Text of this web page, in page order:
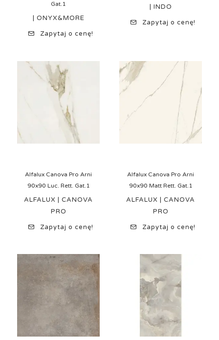
Gat.1
| ONYX&MORE
Zapytaj o cenę!
| INDO
Zapytaj o cenę!
Alfalux Canova Pro Arni
90x90 Luc. Rett. Gat.1
ALFALUX | CANOVA
PRO
Zapytaj o cenę!
Alfalux Canova Pro Arni
90x90 Matt Rett. Gat.1
ALFALUX | CANOVA
PRO
Zapytaj o cenę!